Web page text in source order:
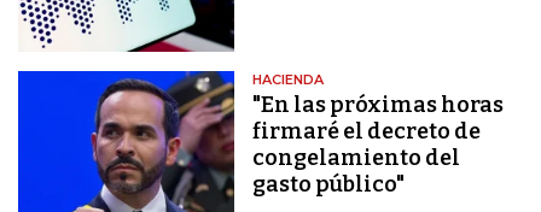
HACIENDA
"En las próximas horas
firmaré el decreto de
congelamiento del
gasto público"